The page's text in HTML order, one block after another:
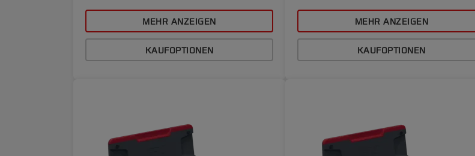
MEHR ANZEIGEN
KAUFOPTIONEN
MEHR ANZEIGEN
KAUFOPTIONEN